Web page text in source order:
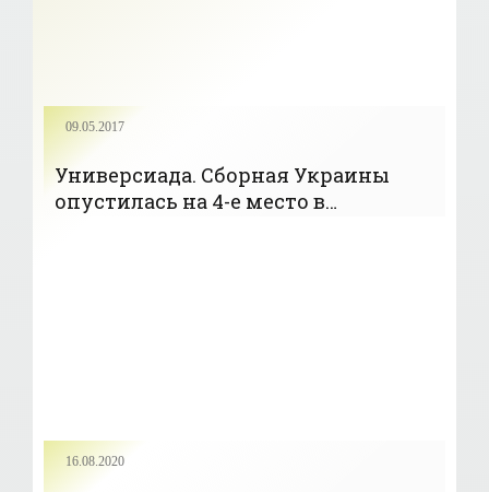
09.05.2017
Универсиада. Сборная Украины
опустилась на 4-е место в
16.08.2020